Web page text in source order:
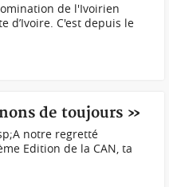
de l'Ivoirien
d’Ivoire. C'est depuis le
de toujours »
notre regretté
Edition de la CAN, ta